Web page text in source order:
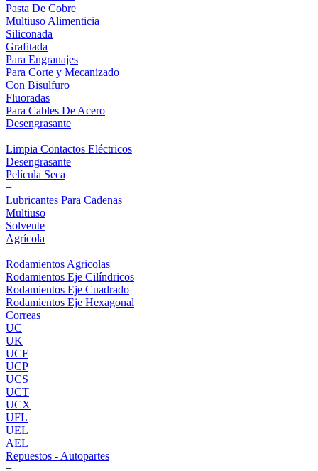
Pasta De Cobre
Multiuso Alimenticia
Siliconada
Grafitada
Para Engranajes
Para Corte y Mecanizado
Con Bisulfuro
Fluoradas
Para Cables De Acero
Desengrasante
+
Limpia Contactos Eléctricos
Desengrasante
Película Seca
+
Lubricantes Para Cadenas
Multiuso
Solvente
Agrícola
+
Rodamientos Agricolas
Rodamientos Eje Cilíndricos
Rodamientos Eje Cuadrado
Rodamientos Eje Hexagonal
Correas
UC
UK
UCF
UCP
UCS
UCT
UCX
UFL
UEL
AEL
Repuestos - Autopartes
+